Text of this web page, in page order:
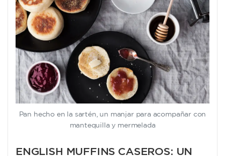
Pan hecho en la sartén, un manjar para acompañar con
mantequilla y mermelada
ENGLISH MUFFINS CASEROS: UN